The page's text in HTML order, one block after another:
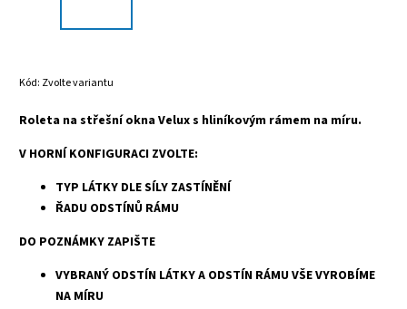
Kód: Zvolte variantu
Roleta na střešní okna Velux s hliníkovým rámem na míru.
V HORNÍ KONFIGURACI ZVOLTE:
TYP LÁTKY DLE SÍLY ZASTÍNĚNÍ
ŘADU ODSTÍNŮ RÁMU
DO POZNÁMKY ZAPIŠTE
VYBRANÝ ODSTÍN LÁTKY A ODSTÍN RÁMU VŠE VYROBÍME
NA MÍRU